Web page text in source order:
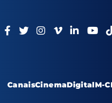
CanaisCinemaDigitalM-